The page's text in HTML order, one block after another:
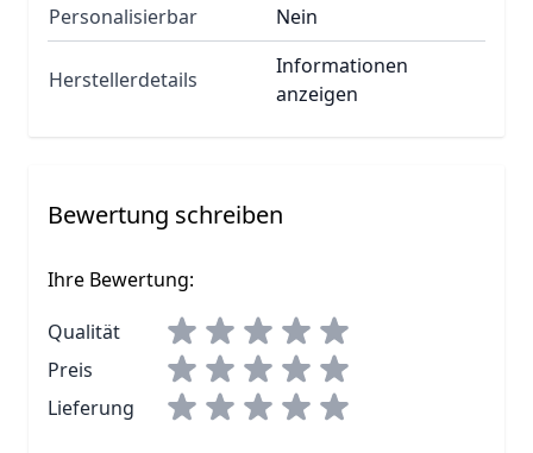
Personalisierbar
Nein
Herstellerdetails
Informationen
anzeigen
Bewertung schreiben
Ihre Bewertung:
Qualität
Preis
Lieferung